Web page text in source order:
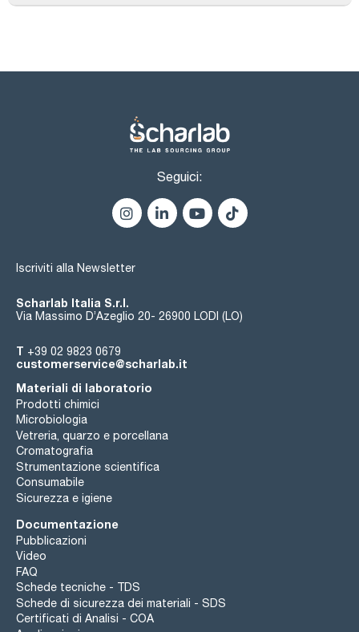
Seguici:
Iscriviti alla Newsletter
Scharlab Italia S.r.l.
Via Massimo D’Azeglio 20- 26900 LODI (LO)
T +39 02 9823 0679
customerservice@scharlab.it
Materiali di laboratorio
Prodotti chimici
Microbiologia
Vetreria, quarzo e porcellana
Cromatografia
Strumentazione scientifica
Consumabile
Sicurezza e igiene
Documentazione
Pubblicazioni
Video
FAQ
Schede tecniche - TDS
Schede di sicurezza dei materiali - SDS
Certificati di Analisi - COA